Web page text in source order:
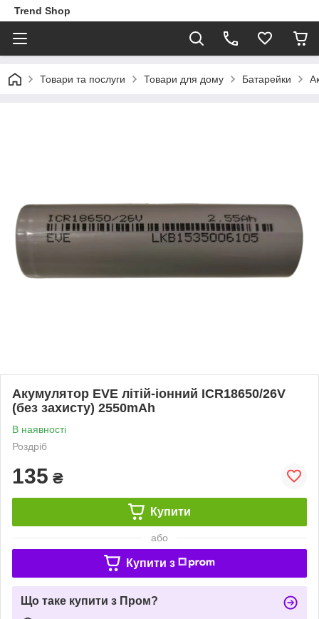
Trend Shop
Товари та послуги Товари для дому Батарейки
Акумулятор EVE літій-іонний ICR18650/26V
(без захисту) 2550mAh
В наявності
Роздріб
135 ₴
Купити
або
Купити з
Що таке купити з Пром?